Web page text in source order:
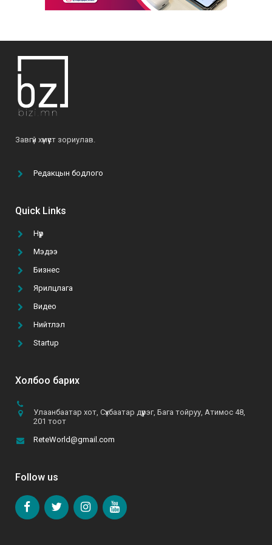
Б.Ариунтуяа: “Аливаад чин сэтгэлээр,
2022-04-28
нь туслах далай шиг их боломж бий”
Завгүй хүмүүст зориулав.
Редакцын бодлого
Quick Links
Нүүр
Мэдээ
Бизнес
Ярилцлага
Видео
Нийтлэл
Startup
Холбоо барих
Улаанбаатар хот, Сүхбаатар дүүрэг, Бага тойруу, Атимос 48,
201 тоот
ReteWorld@gmail.com
Follow us